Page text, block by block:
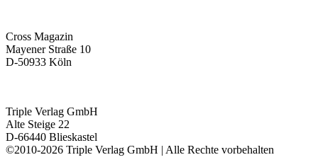
Cross Magazin
Mayener Straße 10
D-50933 Köln
Triple Verlag GmbH
Alte Steige 22
D-66440 Blieskastel
©2010-2026 Triple Verlag GmbH | Alle Rechte vorbehalten